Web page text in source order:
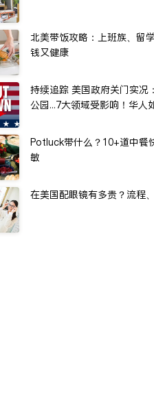
北美带饭攻略：上班族、留
钱又健康
持续追踪 美国政府关门实况
公园...7大领域受影响！华人
Potluck带什么？10+道中餐
敏
在美国配眼镜有多贵？流程